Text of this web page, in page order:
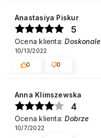
Anastasiya Piskur
5
Ocena klienta:Doskonale
10/13/2022
0
0
Anna Klimszewska
4
Ocena klienta:Dobrze
10/7/2022